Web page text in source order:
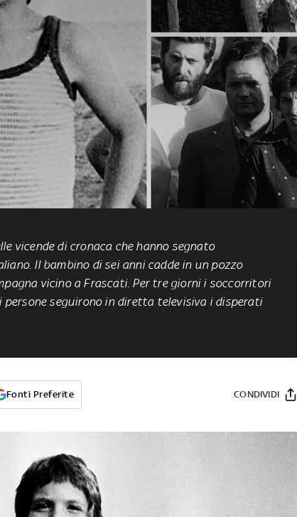
vicende di cronaca che hanno segnato
Il bambino di sei anni cadde in un pozzo
vicino a Frascati. Per tre giorni i soccorritori
persone seguirono in diretta televisiva i disperati
Fonti Preferite CONDIVIDI